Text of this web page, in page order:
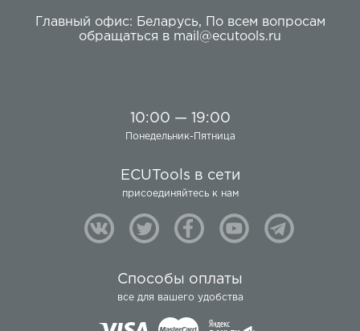
Главный офис: Беларусь,
По всем вопросам
обращаться в mail@ecutools.ru
10:00 — 19:00
Понедельник-Пятница
ECUTools в сети
присоединяйтесь к нам
Способы оплаты
все для вашего удобства